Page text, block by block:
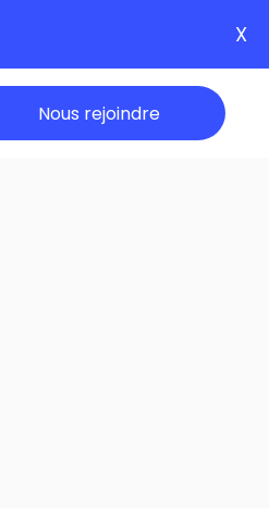
X
Nous rejoindre